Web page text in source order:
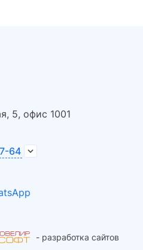
5, офис 1001
64
- разработка сайтов